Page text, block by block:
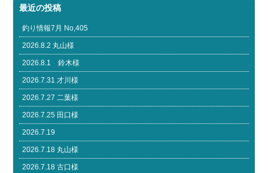
最近の投稿
釣り情報7月 No,405
2026.8.2 丸山様
2026.8.1 鈴木様
2026.7.31 才川様
2026.7.27 二葉様
2026.7.25 田口様
2026.7.19
2026.7.18 丸山様
2026.7.18 古口様